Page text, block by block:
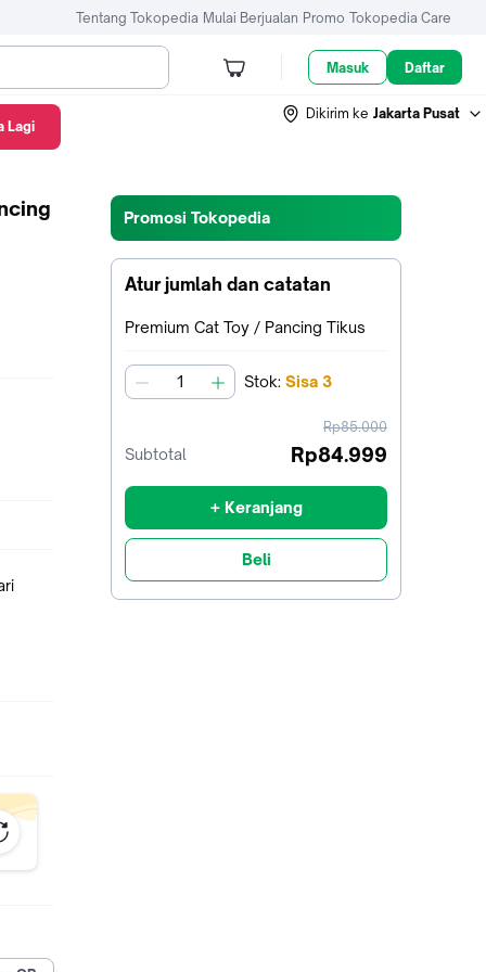
Tentang Tokopedia Mulai Berjualan Promo Tokopedia Care
Masuk Daftar
Dikirim ke Jakarta Pusat
Promosi Tokopedia
Atur jumlah dan catatan
Terpilih:
Premium Cat Toy / Pancing Tikus
jumlah Stok: Sisa 3
harga
sebelum
Rp85.000
Subtotal Rp84.999
+ Keranjang
Beli
Lagi